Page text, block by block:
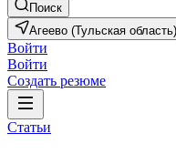
Поиск
Агеево (Тульская область)
Войти
Войти
Создать резюме
Статьи